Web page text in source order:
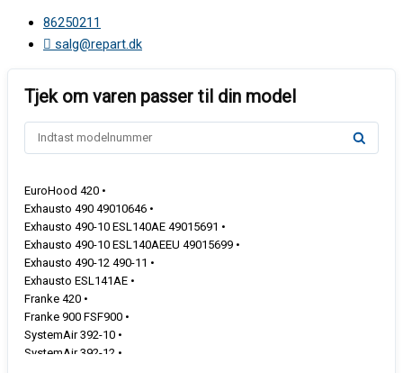
86250211
salg@repart.dk
EuroHood 420 •
Exhausto 490 49010646 •
Exhausto 490-10 ESL140AE 49015691 •
Exhausto 490-10 ESL140AEEU 49015699 •
Exhausto 490-12 490-11 •
Exhausto ESL141AE •
Franke 420 •
Franke 900 FSF900 •
SystemAir 392-10 •
SystemAir 392-12 •